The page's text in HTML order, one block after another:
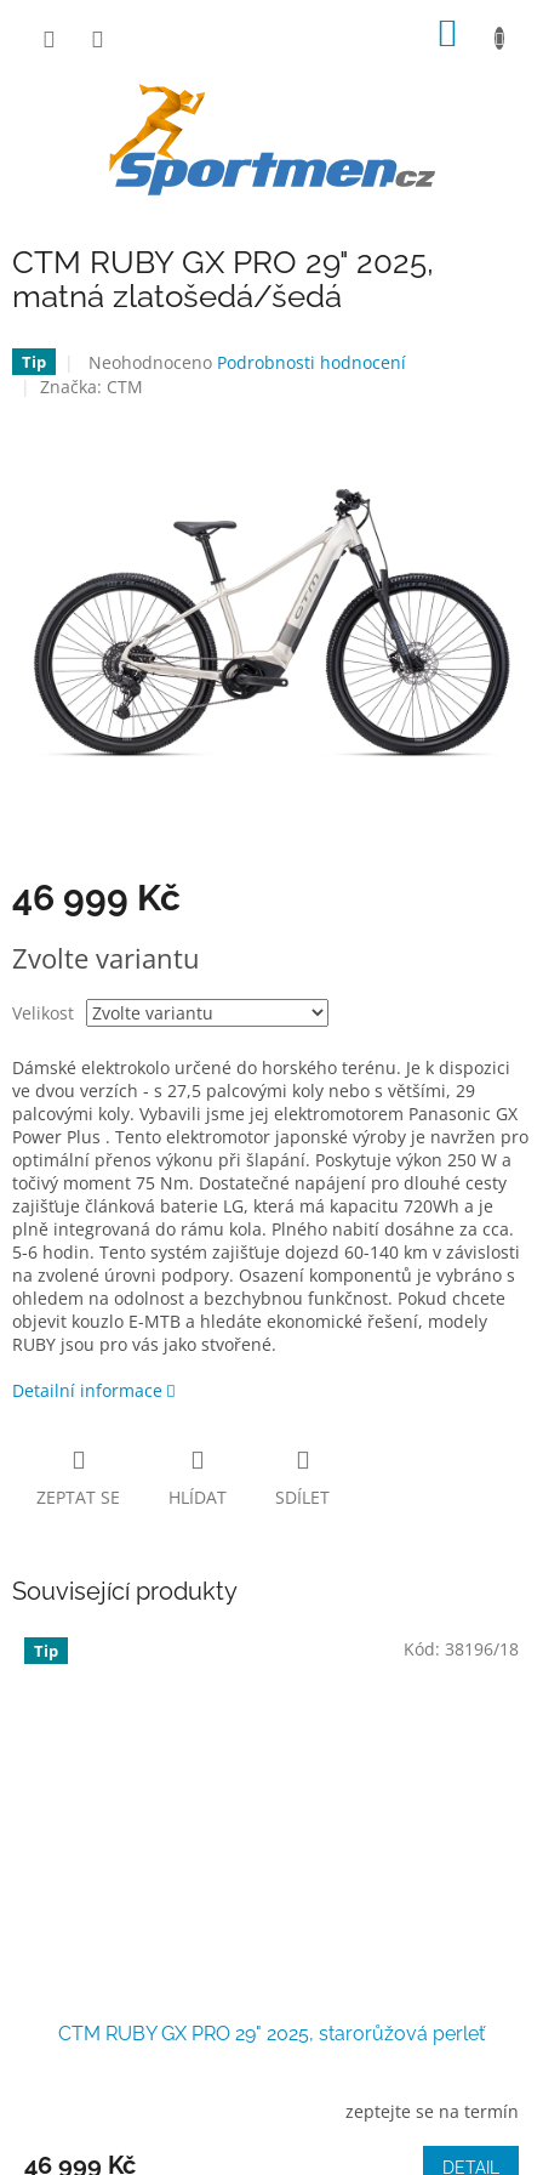
CTM RUBY GX PRO 29" 2025,
matná zlatošedá/šedá
Tip
Průměrné
hodnocení
Neohodnoceno Podrobnosti hodnocení
Značka: CTM
46 999 Kč
cena:
Zvolte variantu
Velikost
Dámské elektrokolo určené do horského terénu. Je k dispozici
ve dvou verzích - s 27,5 palcovými koly nebo s většími, 29
palcovými koly. Vybavili jsme jej elektromotorem Panasonic GX
Power Plus . Tento elektromotor japonské výroby je navržen pro
optimální přenos výkonu při šlapání. Poskytuje výkon 250 W a
točivý moment 75 Nm. Dostatečné napájení pro dlouhé cesty
zajišťuje článková baterie LG, která má kapacitu 720Wh a je
plně integrovaná do rámu kola. Plného nabití dosáhne za cca.
5-6 hodin. Tento systém zajišťuje dojezd 60-140 km v závislosti
na zvolené úrovni podpory. Osazení komponentů je vybráno s
ohledem na odolnost a bezchybnou funkčnost. Pokud chcete
objevit kouzlo E-MTB a hledáte ekonomické řešení, modely
RUBY jsou pro vás jako stvořené.
Detailní informace
ZEPTAT SE HLÍDAT SDÍLET
Související produkty
Tip
CTM RUBY GX PRO 29" 2025, starorůžová perleť
zeptejte se na termín
46 999 Kč DETAIL
Kód: 38196/18